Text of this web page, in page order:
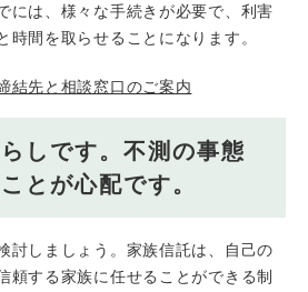
には、様々な手続きが必要で、利害
時間を取らせることになります。
結先と相談窓口のご案内
しです。不測の事態
とが心配です。
討しましょう。家族信託は、自己の
頼する家族に任せることができる制